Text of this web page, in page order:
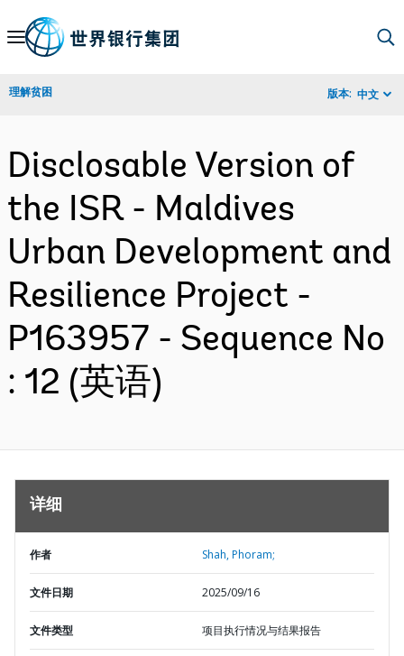
Skip
Navigation
理解贫困 版本: 中文
Disclosable Version of
the ISR - Maldives
Urban Development and
Resilience Project -
P163957 - Sequence No
: 12 (英语)
详细
作者 Shah, Phoram;
文件日期 2025/09/16
文件类型 项目执行情况与结果报告